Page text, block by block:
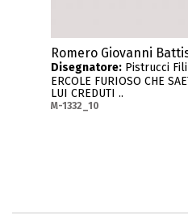
Romero Giovanni
Disegnatore: Pistrucci
ERCOLE FURIOSO CHE
LUI CREDUTI ..
M-1332_10